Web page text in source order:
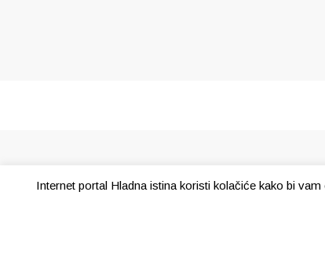
Internet portal Hladna istina koristi kolačiće kako bi